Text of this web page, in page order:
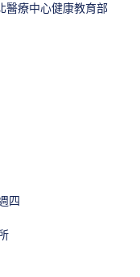
醫療中心健康教育部
四